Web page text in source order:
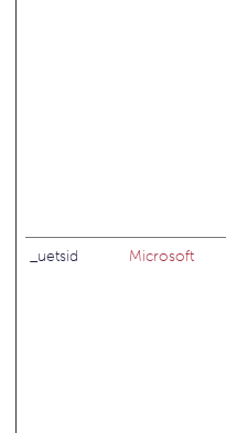
_uetsid Microsoft